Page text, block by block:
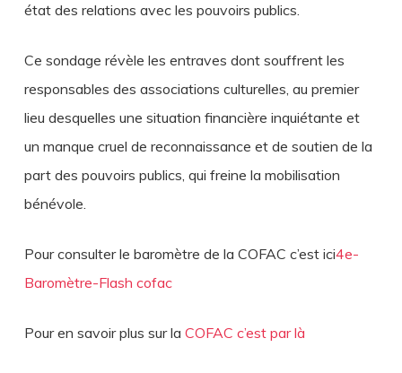
état des relations avec les pouvoirs publics.
Ce sondage révèle les entraves dont souffrent les
responsables des associations culturelles, au premier
lieu desquelles une situation financière inquiétante et
un manque cruel de reconnaissance et de soutien de la
part des pouvoirs publics, qui freine la mobilisation
bénévole.
Pour consulter le baromètre de la COFAC c’est ici4e-
Baromètre-Flash cofac
Pour en savoir plus sur la COFAC c’est par là